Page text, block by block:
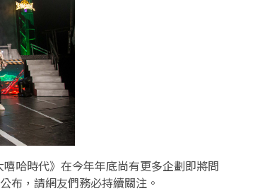
哈時代》在今年年底尚有更多企劃即將問
布，請網友們務必持續關注。